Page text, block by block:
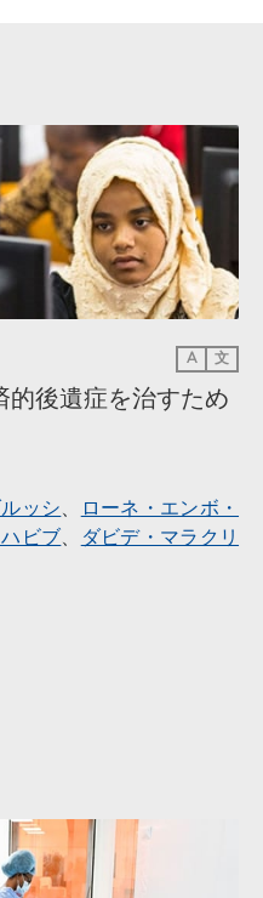
A 文
後遺症を治すため
ッシ、ローネ・エンボ・
ビブ、ダビデ・マラクリ